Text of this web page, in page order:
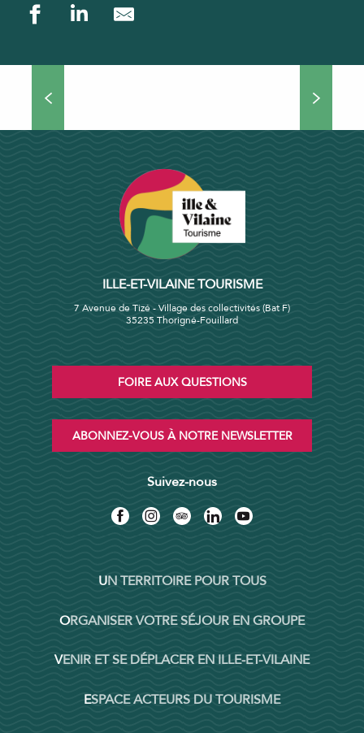
ILLE-ET-VILAINE TOURISME
7 Avenue de Tizé - Village des collectivités (Bat F)
35235 Thorigné-Fouillard
FOIRE AUX QUESTIONS
ABONNEZ-VOUS À NOTRE NEWSLETTER
Suivez-nous
UN TERRITOIRE POUR TOUS
ORGANISER VOTRE SÉJOUR EN GROUPE
VENIR ET SE DÉPLACER EN ILLE-ET-VILAINE
ESPACE ACTEURS DU TOURISME